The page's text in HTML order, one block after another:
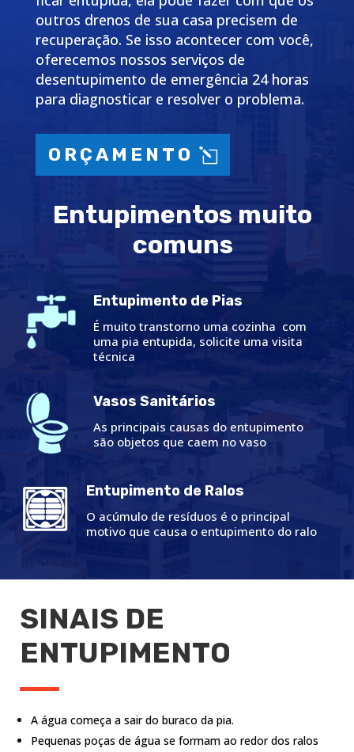
outros drenos de sua casa precisem de
recuperação. Se isso acontecer com você,
oferecemos nossos serviços de
desentupimento de emergência 24 horas
para diagnosticar e resolver o problema.
ORÇAMENTO
Entupimentos muito
comuns
Entupimento de Pias
É muito transtorno uma cozinha com
uma pia entupida, solicite uma visita
técnica
Vasos Sanitários
As principais causas do entupimento
são objetos que caem no vaso
Entupimento de Ralos
O acúmulo de resíduos é o principal
motivo que causa o entupimento do ralo
SINAIS DE
ENTUPIMENTO
A água começa a sair do buraco da pia.
Pequenas poças de água se formam ao redor dos ralos